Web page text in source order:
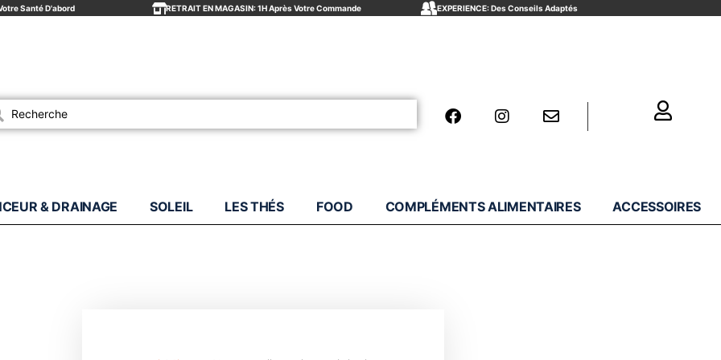
Santé D'abord RETRAIT EN MAGASIN: 1H Après Votre Commande EXPERIENCE: Des Conseils Adaptés
& DRAINAGE SOLEIL LES THÉS FOOD COMPLÉMENTS ALIMENTAIRES ACCESSOIRES